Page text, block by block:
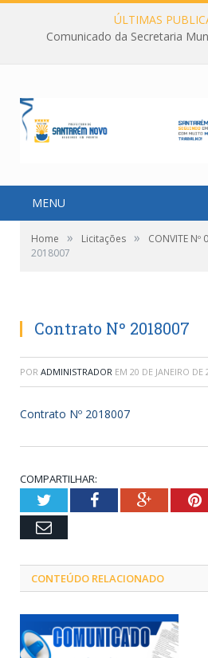
ÚLTIMAS
Comunicado da Secretaria
MENU
Home » Licitações » CONVITE Nº
2018007
Contrato Nº 2018007
POR ADMINISTRADOR EM 20 DE JANEIRO DE
Contrato Nº 2018007
COMPARTILHAR:
TwitterFacebookGoogle+
Email
CONTEÚDO RELACIONADO